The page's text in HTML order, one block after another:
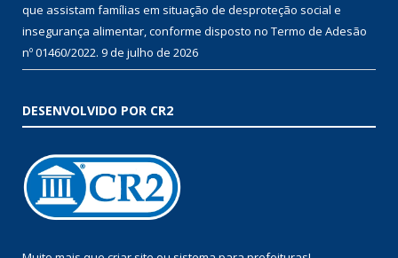
que assistam famílias em situação de desproteção social e
insegurança alimentar, conforme disposto no Termo de Adesão
nº 01460/2022. 9 de julho de 2026
DESENVOLVIDO POR CR2